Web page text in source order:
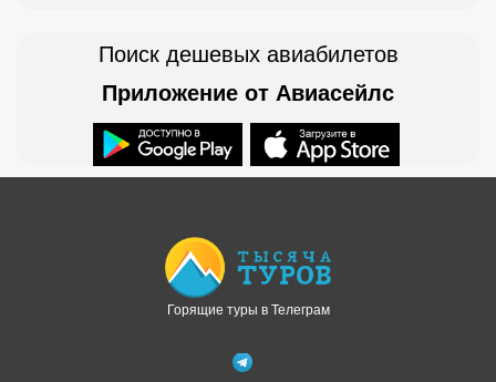
Поиск дешевых авиабилетов
Приложение от Авиасейлс
Горящие туры в Телеграм